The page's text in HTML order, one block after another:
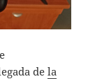
dela